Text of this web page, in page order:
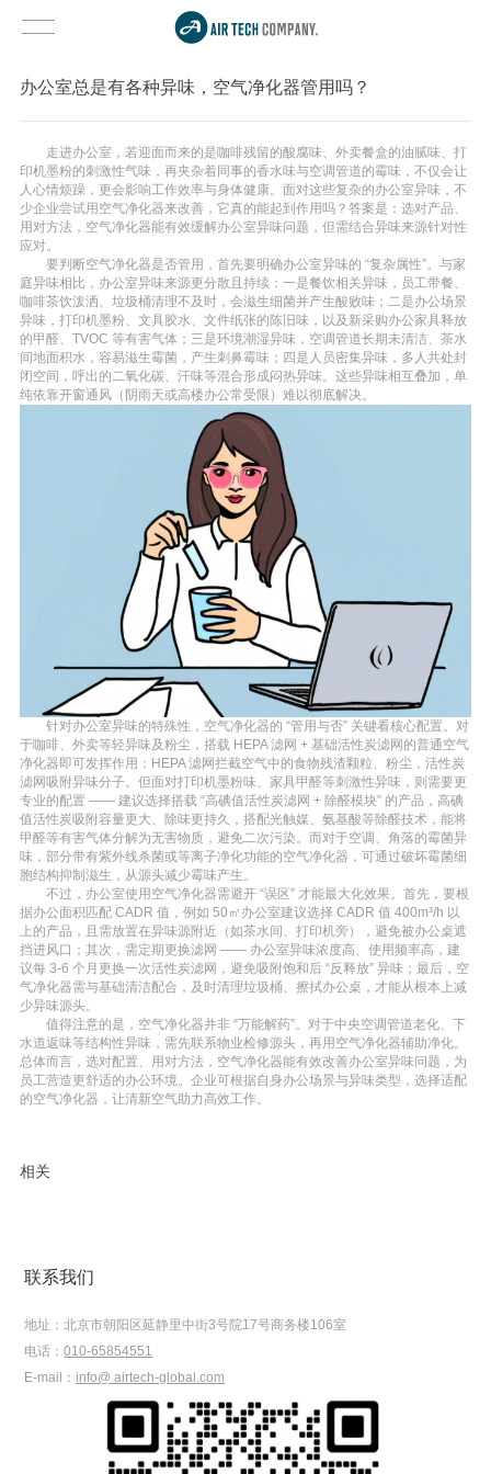
办公室总是有各种异味，空气净化器管用吗？
走进办公室，若迎面而来的是咖啡残留的酸腐味、外卖餐盒的油腻味、打
印机墨粉的刺激性气味，再夹杂着同事的香水味与空调管道的霉味，不仅会让
人心情烦躁，更会影响工作效率与身体健康。面对这些复杂的办公室异味，不
少企业尝试用空气净化器来改善，它真的能起到作用吗？答案是：选对产品、
用对方法，空气净化器能有效缓解办公室异味问题，但需结合异味来源针对性
应对。
要判断空气净化器是否管用，首先要明确办公室异味的 “复杂属性”。与家
庭异味相比，办公室异味来源更分散且持续：一是餐饮相关异味，员工带餐、
咖啡茶饮泼洒、垃圾桶清理不及时，会滋生细菌并产生酸败味；二是办公场景
异味，打印机墨粉、文具胶水、文件纸张的陈旧味，以及新采购办公家具释放
的甲醛、TVOC 等有害气体；三是环境潮湿异味，空调管道长期未清洁、茶水
间地面积水，容易滋生霉菌，产生刺鼻霉味；四是人员密集异味，多人共处封
闭空间，呼出的二氧化碳、汗味等混合形成闷热异味。这些异味相互叠加，单
纯依靠开窗通风（阴雨天或高楼办公常受限）难以彻底解决。
针对办公室异味的特殊性，空气净化器的 “管用与否” 关键看核心配置。对
于咖啡、外卖等轻异味及粉尘，搭载 HEPA 滤网 + 基础活性炭滤网的普通空气
净化器即可发挥作用：HEPA 滤网拦截空气中的食物残渣颗粒、粉尘，活性炭
滤网吸附异味分子。但面对打印机墨粉味、家具甲醛等刺激性异味，则需要更
专业的配置 —— 建议选择搭载 “高碘值活性炭滤网 + 除醛模块” 的产品，高碘
值活性炭吸附容量更大、除味更持久，搭配光触媒、氨基酸等除醛技术，能将
甲醛等有害气体分解为无害物质，避免二次污染。而对于空调、角落的霉菌异
味，部分带有紫外线杀菌或等离子净化功能的空气净化器，可通过破坏霉菌细
胞结构抑制滋生，从源头减少霉味产生。
不过，办公室使用空气净化器需避开 “误区” 才能最大化效果。首先，要根
据办公面积匹配 CADR 值，例如 50㎡办公室建议选择 CADR 值 400m³/h 以
上的产品，且需放置在异味源附近（如茶水间、打印机旁），避免被办公桌遮
挡进风口；其次，需定期更换滤网 —— 办公室异味浓度高、使用频率高，建
议每 3-6 个月更换一次活性炭滤网，避免吸附饱和后 “反释放” 异味；最后，空
气净化器需与基础清洁配合，及时清理垃圾桶、擦拭办公桌，才能从根本上减
少异味源头。
值得注意的是，空气净化器并非 “万能解药”。对于中央空调管道老化、下
水道返味等结构性异味，需先联系物业检修源头，再用空气净化器辅助净化。
总体而言，选对配置、用对方法，空气净化器能有效改善办公室异味问题，为
员工营造更舒适的办公环境。企业可根据自身办公场景与异味类型，选择适配
的空气净化器，让清新空气助力高效工作。
相关
联系我们
地址：北京市朝阳区延静里中街3号院17号商务楼106室
电话：010-65854551
E-mail： info@ airtech-global.com